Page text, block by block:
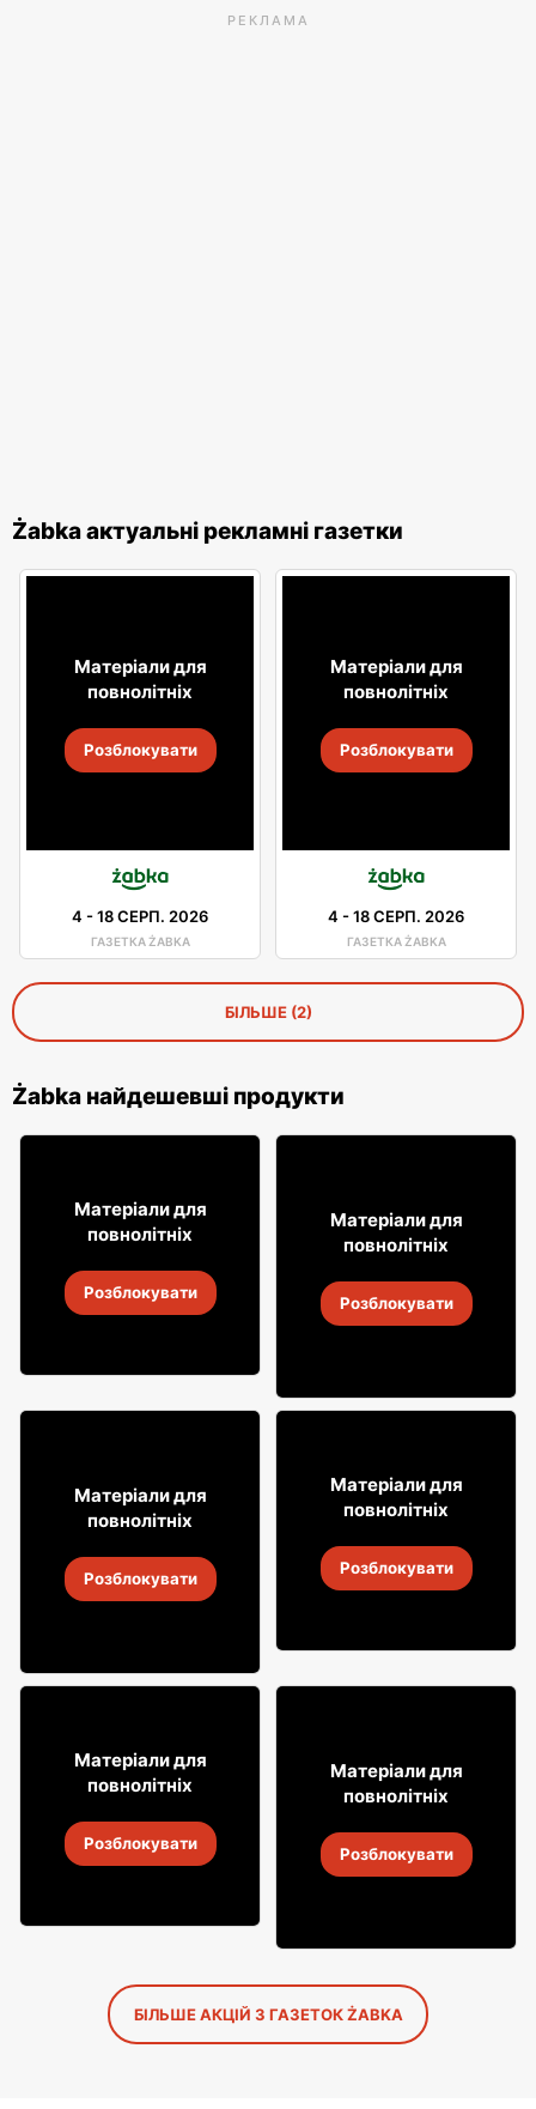
РЕКЛАМА
Żabka актуальні рекламні газетки
Матеріали для
повнолітніх
Розблокувати
4 -18 СЕРП. 2026
ГАЗЕТКА ŻABKA
Матеріали для
повнолітніх
Розблокувати
4 -18 СЕРП. 2026
ГАЗЕТКА ŻABKA
БІЛЬШЕ (2)
Żabka найдешевші продукти
4999
18 серп. 2026
Матеріали для
повнолітніх
Розблокувати
2999
Горілка Żołądkowa Gorzka
18 серп. 2026
Матеріали для
повнолітніх
Розблокувати
3199
Алкогольні напої Soplica
18 серп. 2026
Матеріали для
повнолітніх
Розблокувати
49 99
18 серп. 2026
Матеріали для
повнолітніх
Розблокувати
1699
18 серп. 2026
Матеріали для
повнолітніх
Розблокувати
49
Алкогольні напої Soplica
18 серп. 2026
Матеріали для
повнолітніх
Розблокувати
БІЛЬШЕ АКЦІЙ З ГАЗЕТОК ŻABKA